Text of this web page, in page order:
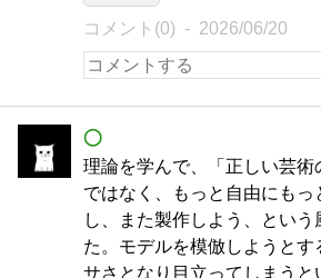
コメント(0) 2026/06/20
◯
理論を学んで、「正しい芸術
ではなく、もっと自由にもっ
し、また製作しよう、という
た。モデルを模倣しようと
サさとなり目立ってしまうと